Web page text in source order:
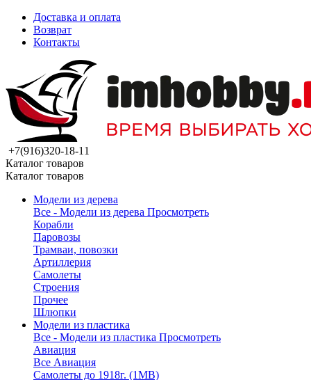
Доставка и оплата
Возврат
Контакты
+7(916)320-18-11
Каталог товаров
Каталог товаров
Модели из дерева
Все - Модели из дерева Просмотреть
Корабли
Паровозы
Трамваи, повозки
Артиллерия
Самолеты
Строения
Прочее
Шлюпки
Модели из пластика
Все - Модели из пластика Просмотреть
Авиация
Все Авиация
Самолеты до 1918г. (1МВ)